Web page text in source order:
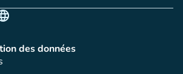
des données
onglet)